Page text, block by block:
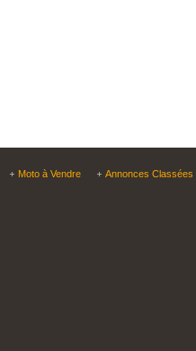
Moto à Vendre Annonces Classées